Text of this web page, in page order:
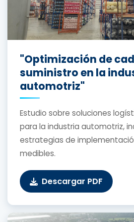
"Optimización de
suministro en la
automotriz"
Estudio sobre soluciones
para la industria automotriz,
estrategias de
medibles.
Descargar PDF